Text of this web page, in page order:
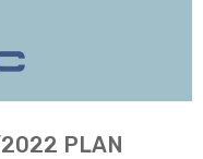
2022 PLAN